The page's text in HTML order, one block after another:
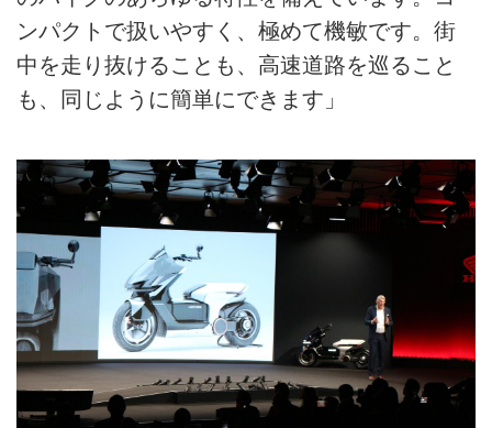
ンパクトで扱いやすく、極めて機敏です。街
中を走り抜けることも、高速道路を巡ること
も、同じように簡単にできます」